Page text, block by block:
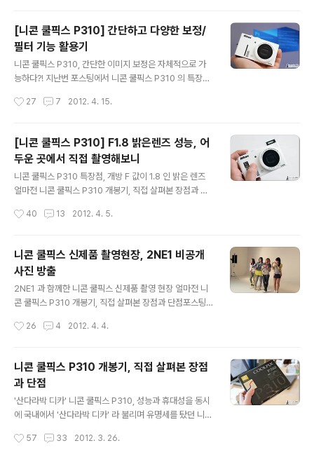
는 것은 거의 불가능하기에 포털 등에서 검색을 해보시면
도움이 될 듯 하네요. 그런데, DSLR 등 각종 카메라에 포
함되어 있는 내장플래시를 이용하면 보다 멋진 결과물을
얻어 볼까 하고 활용을 했음에도 오히려 이상한 사진을 얻
으로 뿌려지다보니 빛을 받은 곳만 밝게 나오고 나머지 부
[니콘 쿨픽스 P310] 간단하고 다양한 보정/
필터 기능 활용기
니콘 쿨픽스 P310, 간단한 이미지 보정은 자체적으로 가
능하다?! 지난번 포스팅에서 니콘 쿨픽스 P310 의 특장점
보았는데요. 이번 글에서도 역시 P310 의 특징적인 기능
쿨픽스 P310 관련 포스팅] > 니콘 쿨픽스 P310 개봉기,
직접 살펴본 장점과 단점 > 니콘 쿨픽스 신제품 촬영현장,
2NE1 비공개사진 방출 > [니콘 쿨픽스 P310] F1.8 밝은
렌즈 성능, 어두운 곳에서 직접 촬영해보니 저도 그렇지만
면, 포토샵(Photoshop) 같은 프로그램을 이용해..
27 7 2012. 4. 15.
[니콘 쿨픽스 P310] F1.8 밝은렌즈 성능, 어
두운 곳에서 직접 촬영해보니
니콘 쿨픽스 P310 특장점, 개방 F 값이 1.8 인 밝은 렌즈
얼마전 니콘 쿨픽스 P310 개봉기, 직접 살펴본 장점과 단
P310 화이트] 의 특징에 대해 소개했었는데요. 기억하시
제법 우수한 성능을 보여준다고 소개한 부분이 있었습니
다. DSLR 등 카메라에 대해 조금이라도 관심이 있는 분들
이라면 최대 개방 조리개 값의 수치가 낮을수록 어떤 특징
이 있는지 아실 겁니다. 인물 사진을 찍거나 할 때 많이 활
싱' 이 더 잘 되는데요. 그 외에도 F값이 낮으면 더 밝은 사..
40 13 2012. 4. 5.
니콘 쿨픽스 신제품 촬영현장, 2NE1 비공개
사진 방출
2NE1 과 함께한 니콘 쿨픽스 신제품 촬영 현장 얼마전 니
콘 쿨픽스 P310 개봉기, 직접 살펴본 장점과 단점포스팅
현재 니콘 쿨픽스 P310 을 이용한 촬영기 등 다른 포스팅
습을 여러분들께 소개도 할 겸 현장 사진 몇장을 담아보려
합니다. 살펴보니 니콘 페이스북에서도 소개되고 있는 사
진이던데요. 본문에는 니콘 페이스북 페이지에 공개되지
않은 미공개 사진도 여럿 있습니다. 혹시 2NE1 좋아하시
인적으로는 산다라박이 모델로 있는 P310 을 체험 중이라
26 4 2012. 4. 4.
니콘 쿨픽스 P310 개봉기, 직접 살펴본 장점
과 단점
'산다라박 디카' 니콘 쿨픽스 P310, 성능과 휴대성을 동시
에 국내에서 '산다라박 디카' 라 불리며 유명세를 탔던 니콘
쿨픽스 P310 모델이 출시를 앞두고 있는데요. 포털 등에
57 33 2012. 3. 26.